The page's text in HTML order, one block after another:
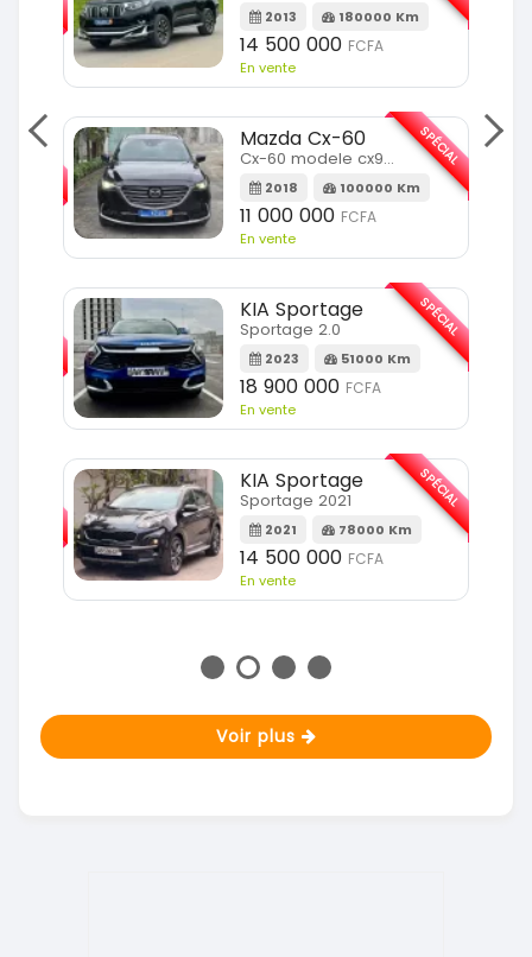
SPÉCIAL
2013 180000 Km
14 500 000 FCFA
En vente
Mazda Cx-60
Cx-60 modele cx9 full option
2018 100000 Km
11 000 000 FCFA
En vente
SPÉCIAL
KIA Sportage
Sportage 2.0
2023 51000 Km
18 900 000 FCFA
En vente
SPÉCIAL
KIA Sportage
Sportage 2021
2021 78000 Km
14 500 000 FCFA
En vente
SPÉCIAL
Voir plus